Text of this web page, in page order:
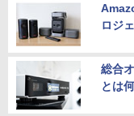
ロジ
総合
とは